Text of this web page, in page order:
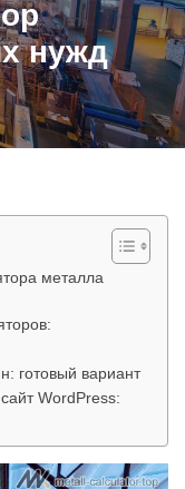
нужд
металла
готовый вариант
WordPress: